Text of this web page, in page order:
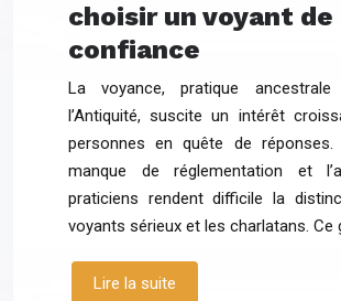
choisir un voyant de
confiance
La voyance, pratique
l’Antiquité, suscite un intérêt
personnes en quête de réponses.
manque de réglementation et
praticiens rendent difficile la
voyants sérieux et les charlatans. Ce
Lire la suite